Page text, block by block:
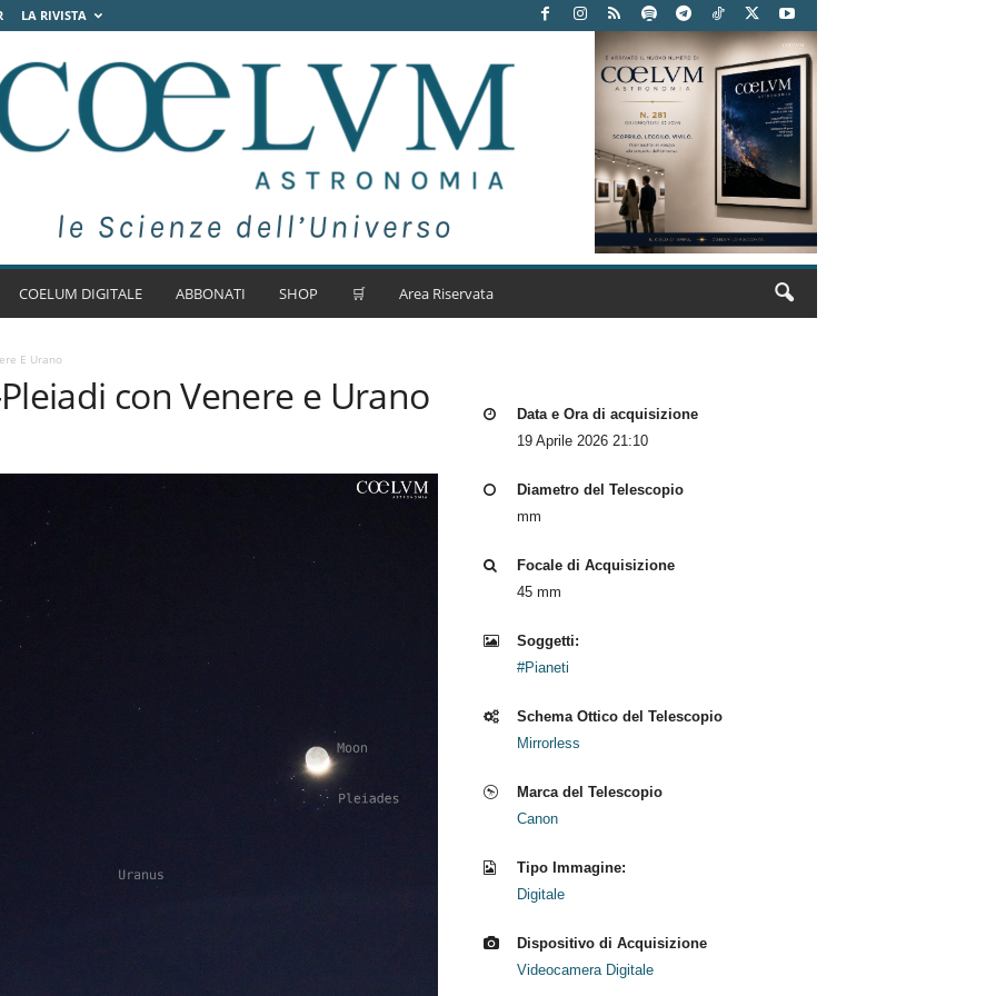
LA RIVISTA
COELUM DIGITALE ABBONATI SHOP 🛒 Area Riservata
E Urano
con Venere e Urano
Data e Ora di acquisizione
19 Aprile 2026 21:10
Diametro del Telescopio
mm
Focale di Acquisizione
45 mm
Soggetti:
#Pianeti
Schema Ottico del Telescopio
Mirrorless
Marca del Telescopio
Canon
Tipo Immagine:
Digitale
Dispositivo di Acquisizione
Videocamera Digitale